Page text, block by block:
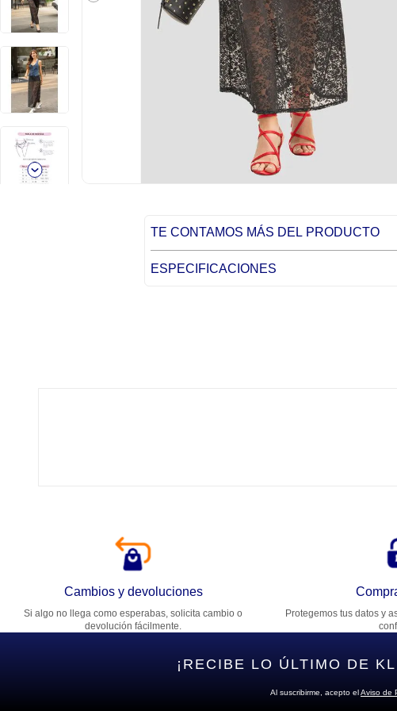
TE CONTAMOS MÁS DEL PRODUCTO
ESPECIFICACIONES
Dirección
Escribe un
Cambios y devoluciones
Si algo no llega como esperabas, solicita cambio o
devolución fácilmente.
Protegemos tus datos y
¡RECIBE LO ÚLTIMO DE
Al suscribirme, acepto elAviso de